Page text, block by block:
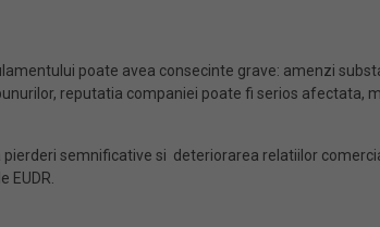
poate avea consecinte grave: amenzi
reputatia companiei poate fi serios afectata,
semnificative si deteriorarea relatiilor